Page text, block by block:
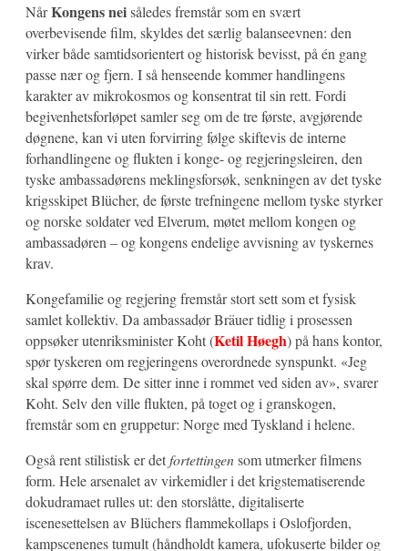
NårKongens neisåledes fremstår som en svært
overbevisende film, skyldes det særlig balanseevnen: den
virker både samtidsorientert og historisk bevisst, på én gang
passe nær og fjern. I så henseende kommer handlingens
karakter av mikrokosmos og konsentrat til sin rett. Fordi
begivenhetsforløpet samler seg om de tre første, avgjørende
døgnene, kan vi uten forvirring følge skiftevis de interne
forhandlingene og flukten i konge- og regjeringsleiren, den
tyske ambassadørens meklingsforsøk, senkningen av det tyske
krigsskipet Blücher, de første trefningene mellom tyske styrker
og norske soldater ved Elverum, møtet mellom kongen og
ambassadøren – og kongens endelige avvisning av tyskernes
krav.
Kongefamilie og regjering fremstår stort sett som et fysisk
samlet kollektiv. Da ambassadør Bräuer tidlig i prosessen
oppsøker utenriksminister Koht (Ketil Høegh) på hans kontor,
spør tyskeren om regjeringens overordnede synspunkt. «Jeg
skal spørre dem. De sitter inne i rommet ved siden av», svarer
Koht. Selv den ville flukten, på toget og i granskogen,
fremstår som en gruppetur: Norge med Tyskland i helene.
Også rent stilistisk er detfortettingensom utmerker filmens
form. Hele arsenalet av virkemidler i det krigstematiserende
dokudramaet rulles ut: den storslåtte, digitaliserte
iscenesettelsen av Blüchers flammekollaps i Oslofjorden,
kampscenenes tumult (håndholdt kamera, ufokuserte bilder og